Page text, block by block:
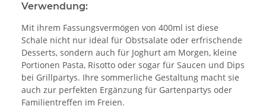
Verwendung:
Mit ihrem Fassungsvermögen von 400ml ist diese
Schale nicht nur ideal für Obstsalate oder erfrischende
Desserts, sondern auch für Joghurt am Morgen, kleine
Portionen Pasta, Risotto oder sogar für Saucen und Dips
bei Grillpartys. Ihre sommerliche Gestaltung macht sie
auch zur perfekten Ergänzung für Gartenpartys oder
Familientreffen im Freien.